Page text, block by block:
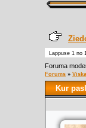
Lappuse 1 no
Foruma
Forums »
Kur